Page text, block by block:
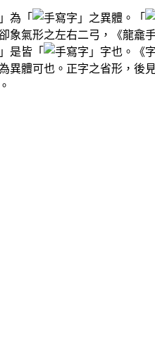
」為「 」之異體。「
象氣形之左右二弓，《龍龕
是皆「
」字也。《
異體可也。正字之省形，後